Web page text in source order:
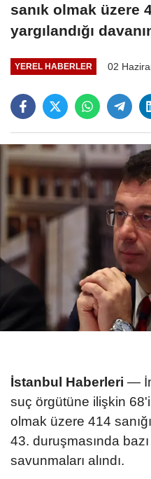
sanık olmak üzere
yargılandığı
YEREL HABERLER 02
İstanbul Haberleri —
suç örgütüne ilişkin
olmak üzere 414
43. duruşmasında
savunmaları alındı.